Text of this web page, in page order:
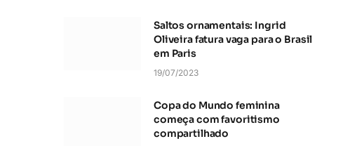
Saltos ornamentais: Ingrid
Oliveira fatura vaga para o Brasil
em Paris
19/07/2023
Copa do Mundo feminina
começa com favoritismo
compartilhado